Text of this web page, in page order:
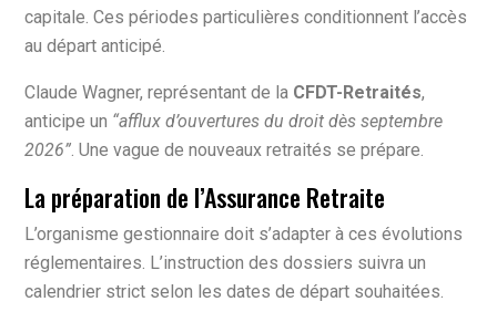
capitale. Ces périodes particulières conditionnent l’accès
au départ anticipé.
Claude Wagner, représentant de la CFDT-Retraités,
anticipe un “afflux d’ouvertures du droit dès septembre
2026” . Une vague de nouveaux retraités se prépare.
La préparation de l’Assurance Retraite
L’organisme gestionnaire doit s’adapter à ces évolutions
réglementaires. L’instruction des dossiers suivra un
calendrier strict selon les dates de départ souhaitées.